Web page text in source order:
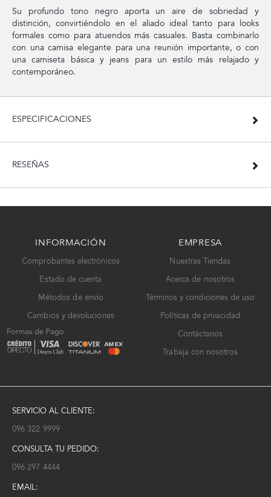
Su profundo tono negro aporta un aire de sobriedad y
distinción, convirtiéndolo en el aliado ideal tanto para looks
formales como para atuendos más casuales. Basta combinarlo
con una camisa elegante para una reunión importante, o con
una camiseta básica y jeans para un estilo más relajado y
contemporáneo.
ESPECIFICACIONES
RESEÑAS
INFORMACIÓN
Comprobantes electrónicos
Estado de cuenta
Métodos de envío
Cambios y devoluciones
EMPRESA
Nuestras Tiendas
Acerca de nosotros
Términos y condiciones de uso
Políticas de privacidad
Contáctanos
Trabaja con nosotros
SERVICIO AL CLIENTE:
096 322 9999
CONSULTA TU PEDIDO:
096 297 4444
EMAIL: